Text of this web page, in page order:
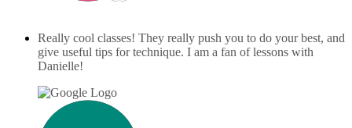
Really cool classes! They really push you to do your best, and
give useful tips for technique. I am a fan of lessons with
Danielle!